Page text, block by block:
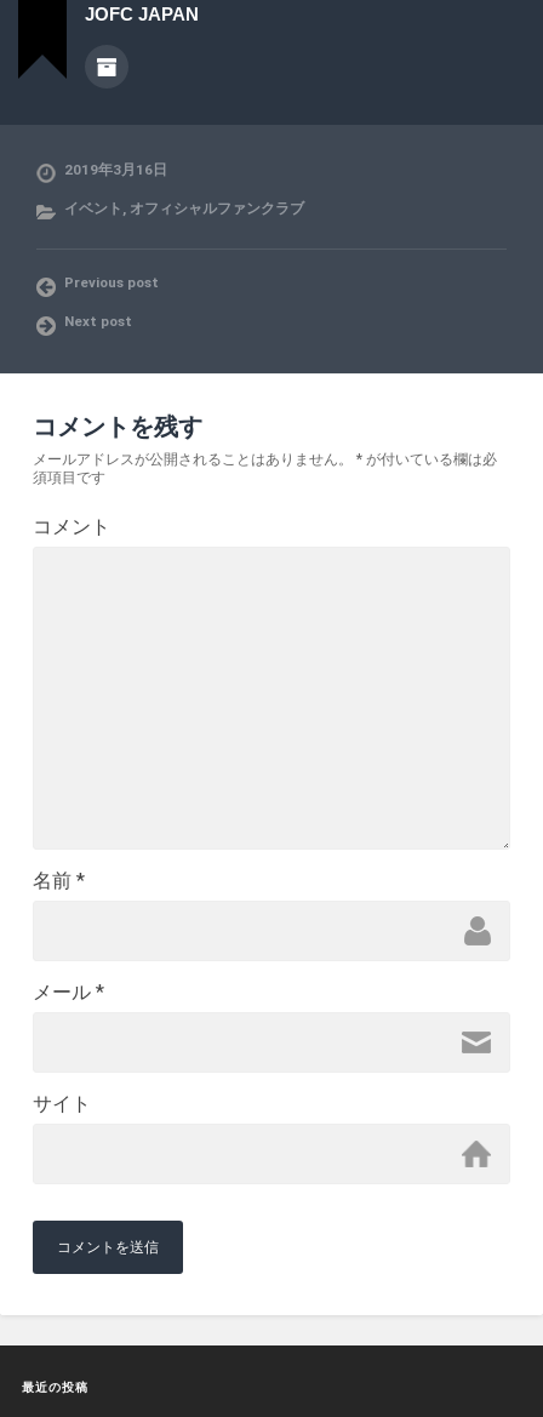
JOFC JAPAN
2019年3月16日
イベント オフィシャルファンクラブ
Previous post
Next post
コメントを残す
メールアドレスが公開されることはありません。 *が付いている欄は必
須項目です
コメント
名前 *
メール *
サイト
最近の投稿